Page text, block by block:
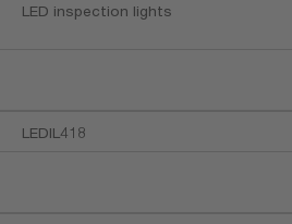
LED inspection lights
LEDIL418